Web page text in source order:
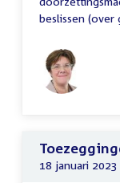
beslissen (over
18 januari 2023